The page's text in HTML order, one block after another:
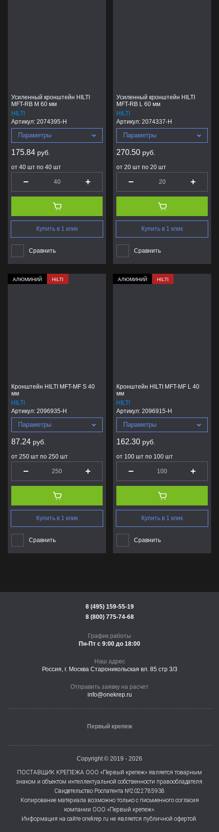
Усиленный кронштейн HILTI
MFT-RB M 60 мм
HILTI
Артикул: 2074395-H
Параметры
175.84 руб.
от 40 шт по 40 шт
Купить в 1 клик
Сравнить
Усиленный кронштейн HILTI
MFT-RB L 60 мм
HILTI
Артикул: 2074337-H
Параметры
270.50 руб.
от 20 шт по 20 шт
Купить в 1 клик
Сравнить
АЛЮМИНИЙ HILTI
Кронштейн HILTI MFT-MF S 40
мм
HILTI
Артикул: 2096935-H
Параметры
87.24 руб.
от 250 шт по 250 шт
Купить в 1 клик
Сравнить
АЛЮМИНИЙ HILTI
Кронштейн HILTI MFT-MF L 40
мм
HILTI
Артикул: 2096915-H
Параметры
162.30 руб.
от 100 шт по 100 шт
Купить в 1 клик
Сравнить
8 (495) 159-55-19
8 (800) 775-74-68
График работы
Пн-Пт с 9:00 до 18:00
Наш адрес
Россия, г. Москва Староникольская вл. 85 стр 3/3
Отправить заявку на расчет
info@onekrep.ru
Первый крепеж
Copyright © 2019 - 2026
ПОСТАВЩИК КРЕПЕЖА ООО «Первый крепеж» является товарным
знаком и объектом интеллектуальной собственности правообладателя.
Свидетельство Роспатента №2022785938
Копирование материала возможно только с письменного согласия
компании ООО «Первый крепеж».
Информация на сайте onekrep.ru не является публичной офертой.